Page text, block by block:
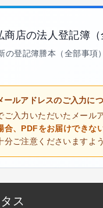
商店の法人登記簿
の登記簿謄本（全部事項
ールアドレスのご入力に
ご入力いただいたメール
合、PDFをお届けできな
分ご注意くださいますよ
ス